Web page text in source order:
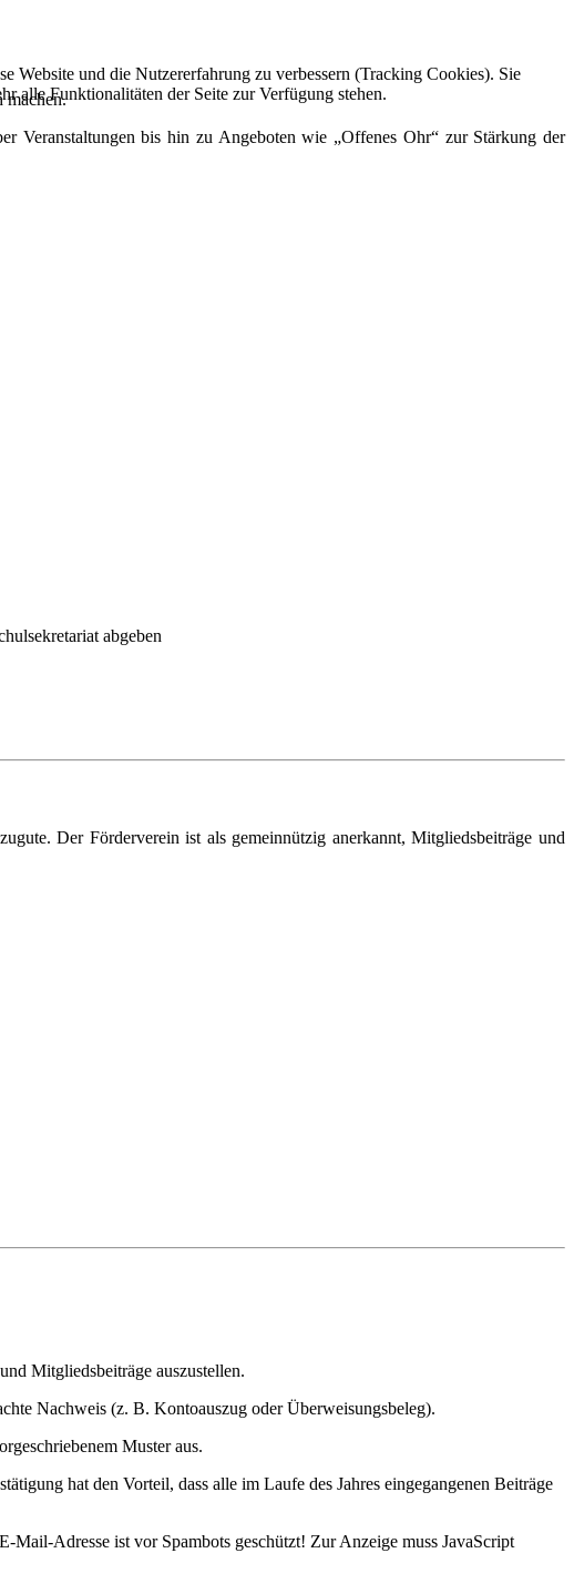
machen.
Veranstaltungen bis hin zu Angeboten wie „Offenes Ohr“ zur Stärkung der
abgeben
Der Förderverein ist als gemeinnützig anerkannt, Mitgliedsbeiträge und
Mitgliedsbeiträge auszustellen.
Nachweis (z. B. Kontoauszug oder Überweisungsbeleg).
Muster aus.
hat den Vorteil, dass alle im Laufe des Jahres eingegangenen Beiträge
Mail-Adresse ist vor Spambots geschützt! Zur Anzeige muss JavaScript
Website und die Nutzererfahrung zu verbessern (Tracking Cookies). Sie
alle Funktionalitäten der Seite zur Verfügung stehen.